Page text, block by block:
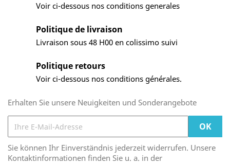
Voir ci-dessous nos conditions generales
Politique de livraison
Livraison sous 48 H00 en colissimo suivi
Politique retours
Voir ci-dessous nos conditions générales.
Erhalten Sie unsere Neuigkeiten und Sonderangebote
Sie können Ihr Einverständnis jederzeit widerrufen. Unsere
Kontaktinformationen finden Sie u. a. in der